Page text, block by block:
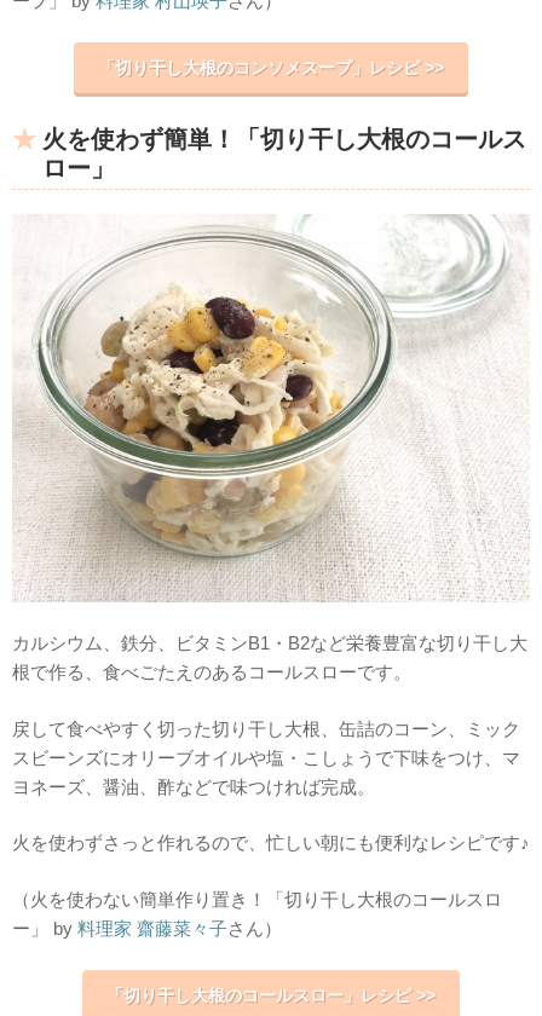
「切り干し大根のコンソメスープ」レシピ >>
火を使わず簡単！「切り干し大根のコールス
ロー」
カルシウム、鉄分、ビタミンB1・B2など栄養豊富な切り干し大
根で作る、食べごたえのあるコールスローです。
戻して食べやすく切った切り干し大根、缶詰のコーン、ミック
スビーンズにオリーブオイルや塩・こしょうで下味をつけ、マ
ヨネーズ、醤油、酢などで味つければ完成。
火を使わずさっと作れるので、忙しい朝にも便利なレシピです♪
（火を使わない簡単作り置き！「切り干し大根のコールスロ
ー」 by 料理家 齋藤菜々子さん）
「切り干し大根のコールスロー」レシピ >>